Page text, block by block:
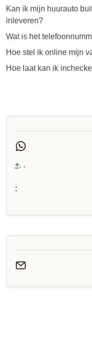
Kan ik mijn huurauto
inleveren?
Wat is het
Hoe stel ik online mijn
Hoe laat kan ik
+. .
: